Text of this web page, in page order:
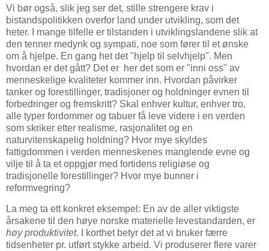
Vi bør også, slik jeg ser det, stille strengere krav i
bistandspolitikken overfor land under utvikling, som det
heter. I mange tilfelle er tilstanden i utviklingslandene slik at
den tenner medynk og sympati, noe som fører til et ønske
om å hjelpe. En gang het det "hjelp til selvhjelp". Men
hvordan er det gått? Det er her det som er "inni oss" av
menneskelige kvaliteter kommer inn. Hvordan påvirker
tanker og forestillinger, tradisjoner og holdninger evnen til
forbedringer og fremskritt? Skal enhver kultur, enhver tro,
alle typer fordommer og tabuer få leve videre i en verden
som skriker etter realisme, rasjonalitet og en
naturvitenskapelig holdning? Hvor mye skyldes
fattigdommen i verden menneskenes manglende evne og
vilje til å ta et oppgjør med fortidens religiøse og
tradisjonelle forestillinger? Hvor mye bunner i
reformvegring?
La meg ta ett konkret eksempel: En av de aller viktigste
årsakene til den høye norske materielle levestandarden, er
høy produktivitet.
I korthet betyr det at vi bruker færre
tidsenheter pr. utført stykke arbeid. Vi produserer flere varer